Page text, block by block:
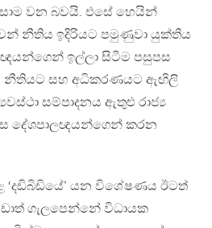
වන බවයි. එසේ හෙයින්
නීතිය ඉදිරියට පමුණුවා යුක්තිය
ඉල්ලා සිටීම පසුපස
නීතියට සහ අධිකරණයට ඇඟිලි
සම්පාදනය ඇතුළු රාජ්‍ය
දේශපාලඥයන්ගෙන් කරන
යන විශේෂණය ඊටත්
ගැලපෙන්නේ විධායක